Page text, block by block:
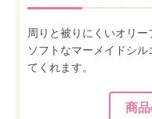
周りと被りにくいオリー
ソフトなマーメイドシ
てくれます。